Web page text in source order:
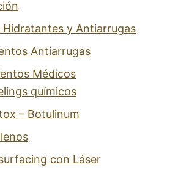
Hidratantes y Antiarrugas
Antiarrugas
Médicos
químicos
– Botulinum
con Láser